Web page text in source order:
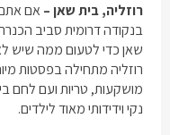
רוזליה, בית שאן – אם
בנקודה דרומית סביב
שאן כדי לטעום ממה שיש
רוזליה מתחילה בפסטות
מושקעות, טריות ועם לחם
נקי וידידותי מאוד לילדים.